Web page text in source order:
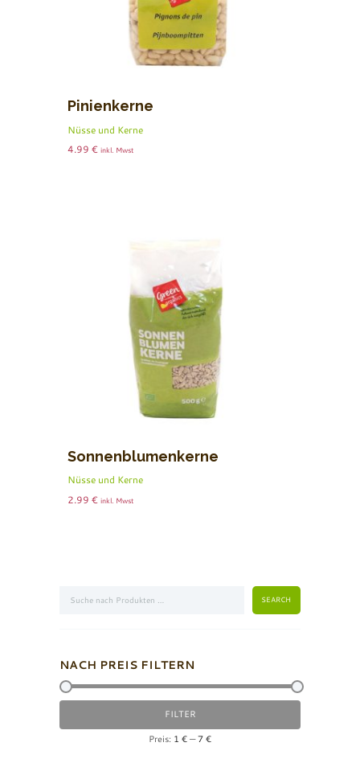
Pinienkerne
Nüsse und Kerne
4.99 € inkl. Mwst
Sonnenblumenkerne
Nüsse und Kerne
2.99 € inkl. Mwst
NACH PREIS FILTERN
Preis
Preis
FILTER
Preis: 1 € —7 €